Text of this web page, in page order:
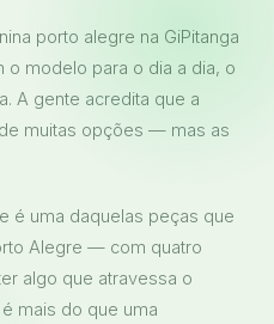
porto alegre na GiPitanga
o modelo para o dia a dia, o
A gente acredita que a
muitas opções — mas as
é uma daquelas peças que
Alegre — com quatro
algo que atravessa o
mais do que uma